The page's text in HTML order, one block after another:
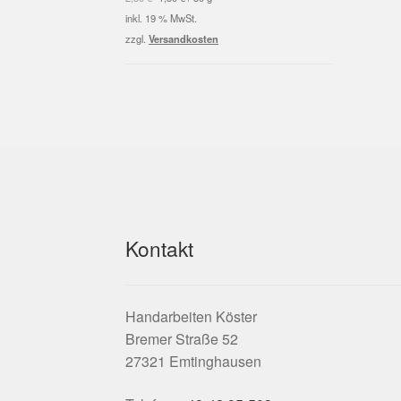
war:
2,50 €1,50 €.
inkl. 19 % MwSt.
zzgl.Versandkosten
Kontakt
Handarbeiten Köster
Bremer Straße 52
27321 Emtinghausen